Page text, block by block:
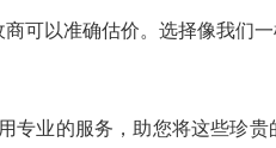
可以准确估价。选择像我们
业的服务，助您将这些珍贵